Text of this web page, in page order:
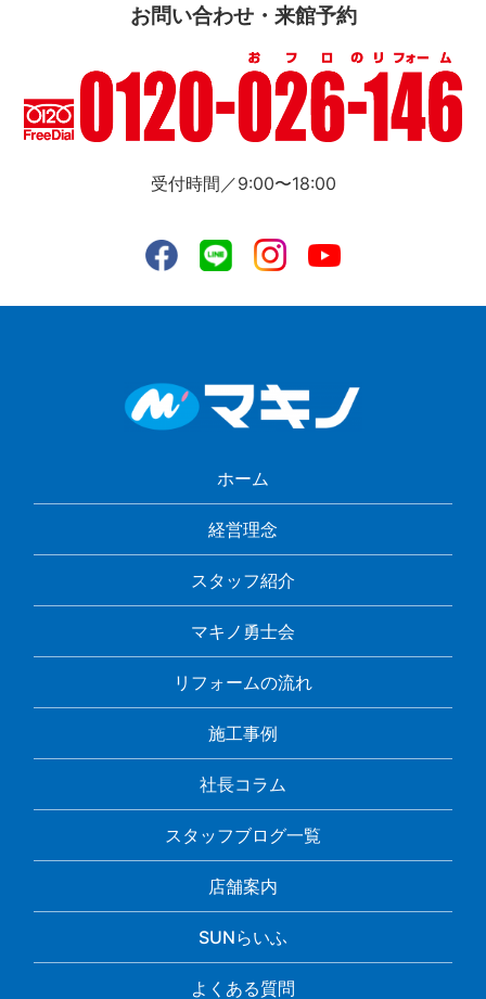
お問い合わせ・来館予約
受付時間／9:00〜18:00
ホーム
経営理念
スタッフ紹介
マキノ勇士会
リフォームの流れ
施工事例
社長コラム
スタッフブログ一覧
店舗案内
SUNらいふ
よくある質問